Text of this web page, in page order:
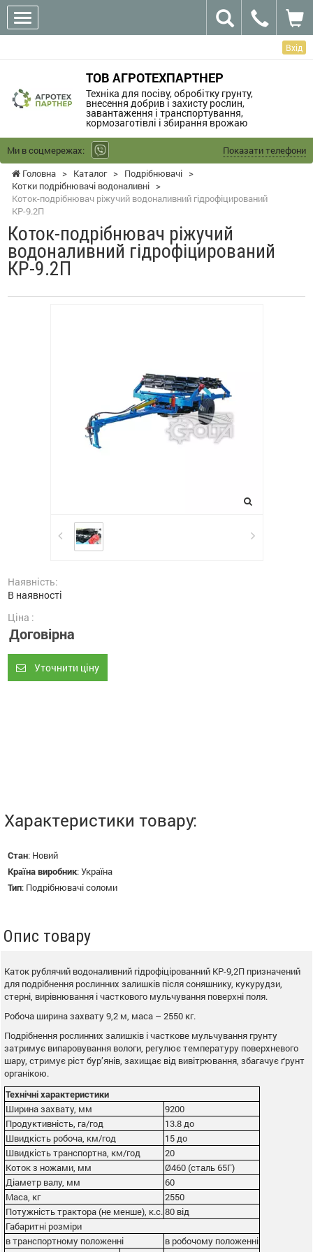
Вхід
ТОВ АГРОТЕХПАРТНЕР
Техніка для посіву, обробітку грунту,
внесення добрив і захисту рослин,
завантаження і транспортування,
кормозаготівлі і збирання врожаю
Ми в соцмережах:
Показати телефони
Головна > Каталог > Подрібнювачі >
Котки подрібнювачі водоналивні >
Коток-подрібнювач ріжучий водоналивний гідрофіцирований
КР-9.2П
Коток-подрібнювач ріжучий
водоналивний гідрофіцирований
КР-9.2П
Наявність:
В наявності
Ціна :
Договірна
Уточнити ціну
Характеристики товару:
Стан: Новий
Країна виробник:Україна
Тип: Подрібнювачі соломи
Опис товару
Каток рублячий водоналивний гідрофіцірованний КР-9,2П призначений
для подрібнення рослинних залишків після соняшнику, кукурудзи,
стерні, вирівнювання і часткового мульчування поверхні поля.
Робоча ширина захвату 9,2 м, маса – 2550 кг.
Подрібнення рослинних залишків і часткове мульчування грунту
затримує випаровування вологи, регулює температуру поверхневого
шару, стримує ріст бур’янів, захищає від вивітрювання, збагачує ґрунт
органікою.
Технічні характеристики
Ширина захвату, мм
9200
Продуктивність, га/год
13.8 до
Швидкість робоча, км/год
15 до
Швидкість транспортна, км/год
20
Коток з ножами, мм
Ø460 (сталь 65Г)
Діаметр валу, мм
60
Маса, кг
2550
Потужність трактора (не менше), к.с. 80 від
Габаритні розміри
в транспортному положенні
в робочому положенні